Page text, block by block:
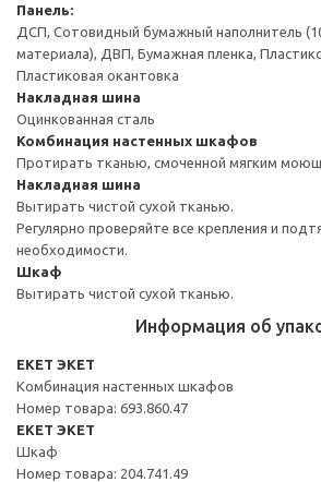
Панель:
ДСП, Сотовидный бумажный наполнитель
материала), ДВП, Бумажная пленка,
Пластиковая окантовка
Накладная шина
Оцинкованная сталь
Комбинация настенных шкафов
Протирать тканью, смоченной мягким
Накладная шина
Вытирать чистой сухой тканью.
Регулярно проверяйте все крепления и
необходимости.
Шкаф
Вытирать чистой сухой тканью.
Информация об
EKET ЭКЕТ
Комбинация настенных шкафов
Номер товара: 693.860.47
EKET ЭКЕТ
Шкаф
Номер товара: 204.741.49